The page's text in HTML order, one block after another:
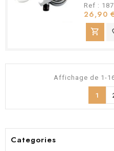
Ref :
26,90 €
shopping_cart
Affichage de 1-
1
Categories